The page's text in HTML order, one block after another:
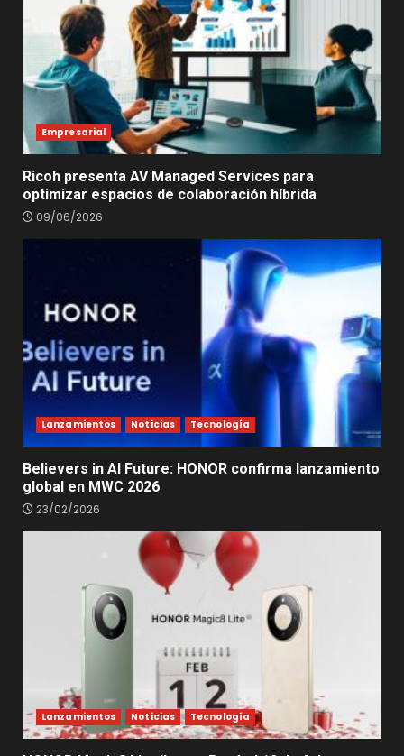
Empresarial
Ricoh presenta AV Managed Services para
optimizar espacios de colaboración híbrida
09/06/2026
Lanzamientos Noticias Tecnología
Believers in AI Future: HONOR confirma lanzamiento
global en MWC 2026
23/02/2026
Lanzamientos Noticias Tecnología